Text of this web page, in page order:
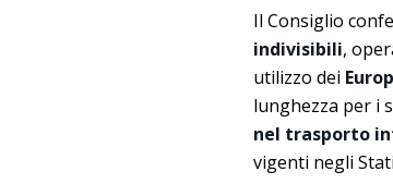
Il Consiglio
indivisibili,
utilizzo dei
lunghezza per i
nel trasporto
vigenti negli